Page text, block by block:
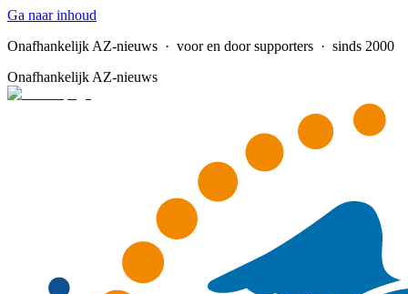
Ga naar inhoud
Onafhankelijk AZ-nieuws · voor en door supporters · sinds 2000
Onafhankelijk AZ-nieuws